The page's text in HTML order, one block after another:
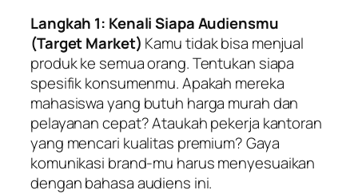
Langkah 1: Kenali Siapa Audiensmu
(Target Market) Kamu tidak bisa menjual
produk ke semua orang. Tentukan siapa
spesifik konsumenmu. Apakah mereka
mahasiswa yang butuh harga murah dan
pelayanan cepat? Ataukah pekerja kantoran
yang mencari kualitas premium? Gaya
komunikasi brand-mu harus menyesuaikan
dengan bahasa audiens ini.